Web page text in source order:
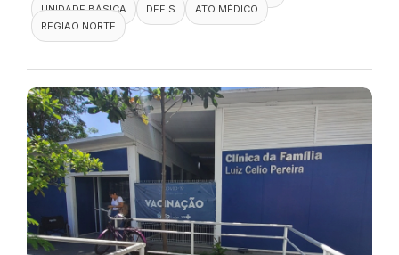
UNIDADE BÁSICA
DEFIS
ATO MÉDICO
REGIÃO NORTE